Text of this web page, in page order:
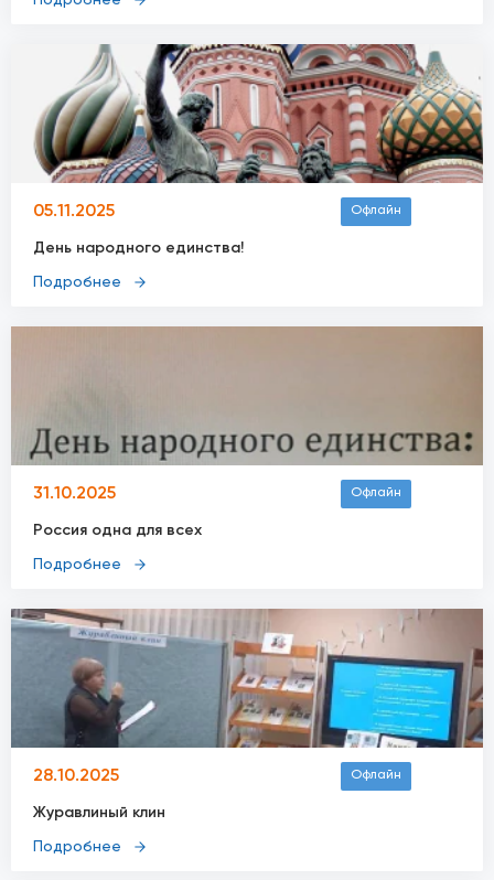
05.11.2025 Офлайн
День народного единства!
Подробнее
31.10.2025 Офлайн
Россия одна для всех
Подробнее
28.10.2025 Офлайн
Журавлиный клин
Подробнее